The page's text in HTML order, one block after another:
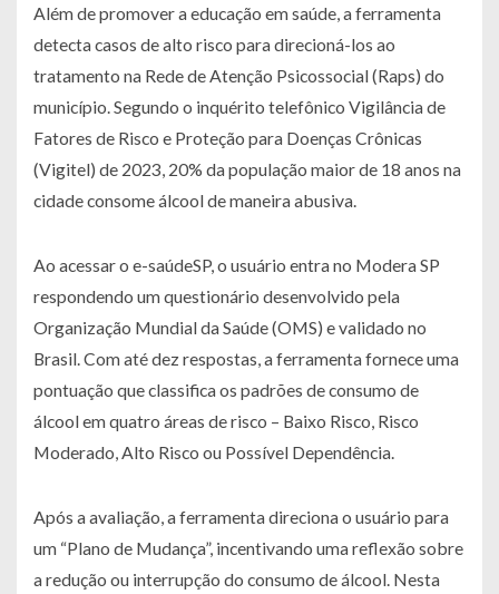
Além de promover a educação em saúde, a ferramenta
detecta casos de alto risco para direcioná-los ao
tratamento na Rede de Atenção Psicossocial (Raps) do
município. Segundo o inquérito telefônico Vigilância de
Fatores de Risco e Proteção para Doenças Crônicas
(Vigitel) de 2023, 20% da população maior de 18 anos na
cidade consome álcool de maneira abusiva.
Ao acessar o e-saúdeSP, o usuário entra no Modera SP
respondendo um questionário desenvolvido pela
Organização Mundial da Saúde (OMS) e validado no
Brasil. Com até dez respostas, a ferramenta fornece uma
pontuação que classifica os padrões de consumo de
álcool em quatro áreas de risco – Baixo Risco, Risco
Moderado, Alto Risco ou Possível Dependência.
Após a avaliação, a ferramenta direciona o usuário para
um “Plano de Mudança”, incentivando uma reflexão sobre
a redução ou interrupção do consumo de álcool. Nesta